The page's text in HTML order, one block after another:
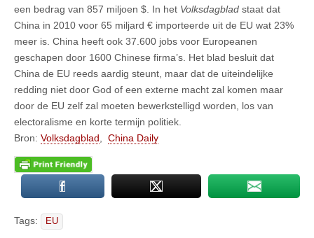
een bedrag van 857 miljoen $. In het Volksdagblad staat dat
China in 2010 voor 65 miljard € importeerde uit de EU wat 23%
meer is. China heeft ook 37.600 jobs voor Europeanen
geschapen door 1600 Chinese firma’s. Het blad besluit dat
China de EU reeds aardig steunt, maar dat de uiteindelijke
redding niet door God of een externe macht zal komen maar
door de EU zelf zal moeten bewerkstelligd worden, los van
electoralisme en korte termijn politiek.
Bron: Volksdagblad China Daily
Tags: EU